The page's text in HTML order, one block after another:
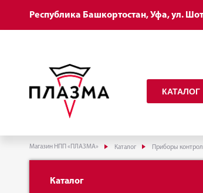
Республика Башкортостан, Уфа, ул.
КАТАЛОГ
Магазин НПП «ПЛАЗМА» Каталог Приборы
Каталог